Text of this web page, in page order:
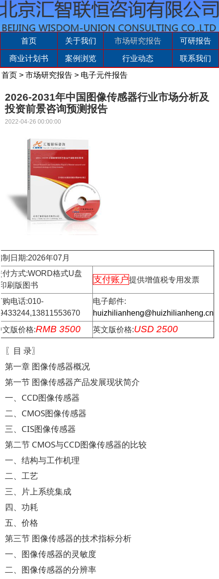
首页 关于我们 市场研究报告 可研报告
商业计划书 案例浏览 行业动态
联系我们
首页 > 市场研究报告 > 电子元件报告
2026-2031年中国图像传感器行业市场分析及
投资前景咨询预测报告
2022-04-26 00:00:00
制日期:2026年07月
付方式:WORD格式U盘
刷版图书
支付账户提供增值税专用发票
购电话:010-
电子邮件:
huizhilianheng@huizhilianheng.cn
文版价格:RMB 3500 英文版价格:USD 2500
〖目 录〗
第一章 图像传感器概况
第一节 图像传感器产品发展现状简介
一、CCD图像传感器
二、CMOS图像传感器
三、CIS图像传感器
第二节 CMOS与CCD图像传感器的比较
一、结构与工作机理
二、工艺
三、片上系统集成
四、功耗
五、价格
第三节 图像传感器的技术指标分析
一、图像传感器的灵敏度
二、图像传感器的分辨率